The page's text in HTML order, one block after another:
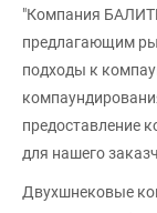
"Компания
предлагающим
подходы к
предоставление
для нашего
Двухшнековые